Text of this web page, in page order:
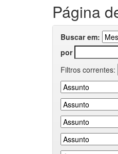
Página
Buscar em:
por
Filtros correntes: